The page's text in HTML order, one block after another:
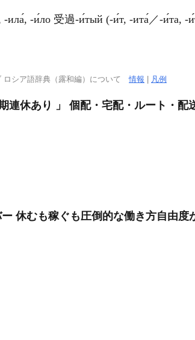
ила́, -и́ло 受過-и́тый (-и́т, -ита́／-и́та, -
ロシア語辞典（露和編）について情報 凡例
連休あり 」 個配・宅配・ルート・配
休むも稼ぐも圧倒的な働き方自由度